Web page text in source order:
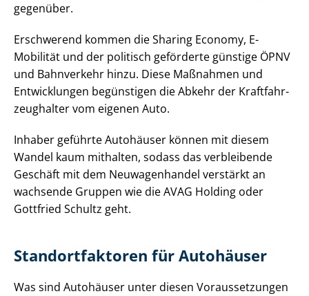
gegenüber.
Erschwerend kommen die Sharing Economy, E-
Mobilität und der politisch geförderte günstige ÖPNV
und Bahnverkehr hinzu. Diese Maßnahmen und
Entwicklungen begünstigen die Abkehr der Kraft­fahr­
zeug­hal­ter vom eigenen Auto.
Inhaber geführte Autohäuser können mit diesem
Wandel kaum mithalten, sodass das verbleibende
Geschäft mit dem Neuwagenhandel verstärkt an
wachsende Gruppen wie die AVAG Holding oder
Gottfried Schultz geht.
Stand­ort­fak­to­ren für Autohäuser
Was sind Autohäuser unter diesen Voraussetzungen